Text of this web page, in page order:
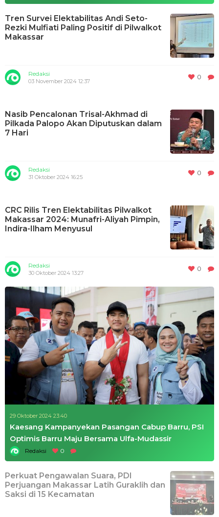
Tren Survei Elektabilitas Andi Seto-
Rezki Mulfiati Paling Positif di Pilwalkot
Makassar
Redaksi
03 November 2024 12:37
0
Nasib Pencalonan Trisal-Akhmad di
Pilkada Palopo Akan Diputuskan dalam
7 Hari
Redaksi
31 Oktober 2024 16:25
0
CRC Rilis Tren Elektabilitas Pilwalkot
Makassar 2024: Munafri-Aliyah Pimpin,
Indira-Ilham Menyusul
Redaksi
30 Oktober 2024 13:27
0
29 Oktober 2024 23:40
Kaesang Kampanyekan Pasangan Cabup Barru, PSI
Optimis Barru Maju Bersama Ulfa-Mudassir
Redaksi 0
Perkuat Pengawalan Suara, PDI
Perjuangan Makassar Latih Guraklih dan
Saksi di 15 Kecamatan